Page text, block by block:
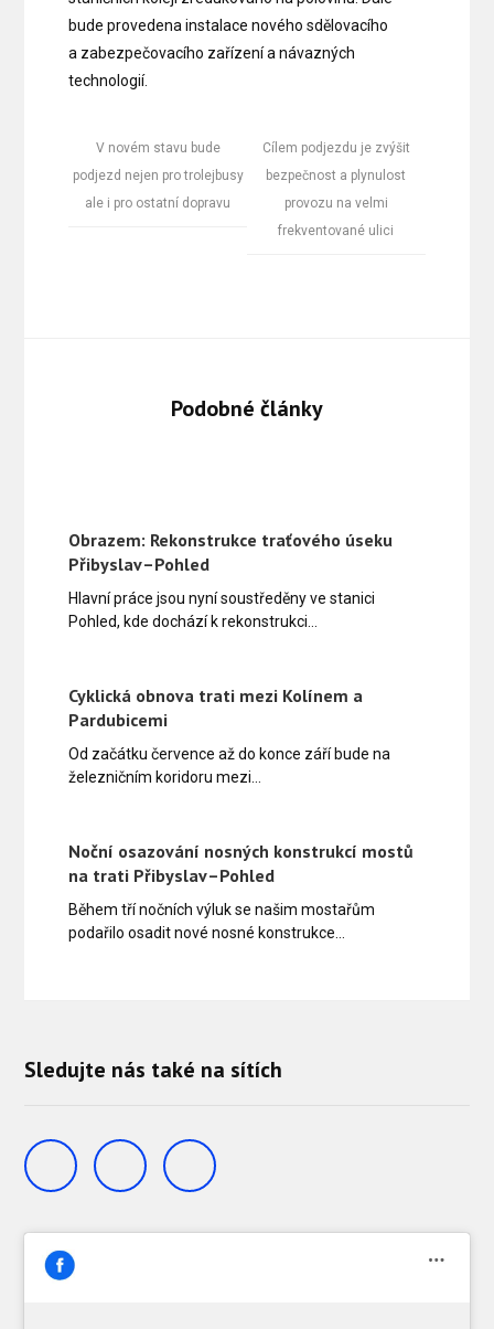
bude provedena instalace nového sdělovacího
a zabezpečovacího zařízení a návazných
technologií.
V novém stavu bude
podjezd nejen pro trolejbusy
ale i pro ostatní dopravu
Cílem podjezdu je zvýšit
bezpečnost a plynulost
provozu na velmi
frekventované ulici
Podobné články
Obrazem: Rekonstrukce traťového úseku
Přibyslav–Pohled
Hlavní práce jsou nyní soustředěny ve stanici
Pohled, kde dochází k rekonstrukci…
Cyklická obnova trati mezi Kolínem a
Pardubicemi
Od začátku července až do konce září bude na
železničním koridoru mezi…
Noční osazování nosných konstrukcí mostů
na trati Přibyslav–Pohled
Během tří nočních výluk se našim mostařům
podařilo osadit nové nosné konstrukce…
Sledujte nás také na sítích